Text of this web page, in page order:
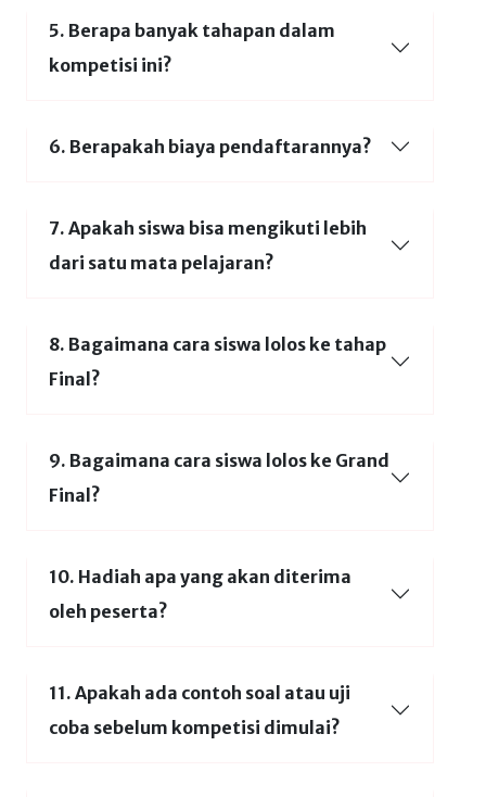
5. Berapa banyak tahapan dalam
kompetisi ini?
6. Berapakah biaya pendaftarannya?
7. Apakah siswa bisa mengikuti lebih
dari satu mata pelajaran?
8. Bagaimana cara siswa lolos ke tahap
Final?
9. Bagaimana cara siswa lolos ke Grand
Final?
10. Hadiah apa yang akan diterima
oleh peserta?
11. Apakah ada contoh soal atau uji
coba sebelum kompetisi dimulai?